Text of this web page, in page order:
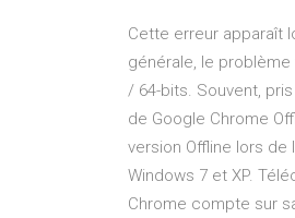
Cette erreur apparaît
générale, le
/ 64-bits. Souvent,
de Google Chrome
version Offline lors de
Windows 7 et XP.
Chrome compte sur